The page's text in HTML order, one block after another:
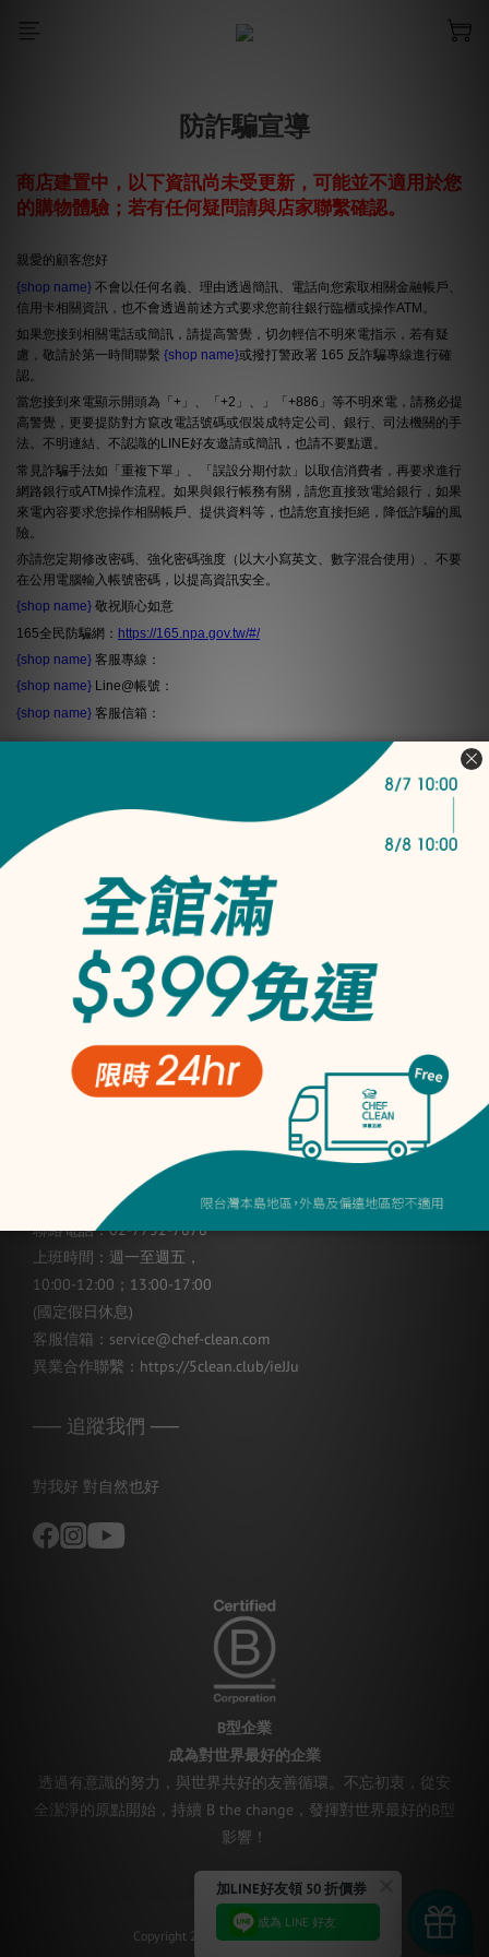
防詐騙宣導
商店建置中，以下資訊尚未受更新，可能並不適用於您
的購物體驗；若有任何疑問請與店家聯繫確認。
親愛的顧客您好
{shop name} 不會以任何名義、理由透過簡訊、電話向您索取相關金融帳戶、
信用卡相關資訊，也不會透過前述方式要求您前往銀行臨櫃或操作ATM。
如果您接到相關電話或簡訊，請提高警覺，切勿輕信不明來電指示，若有疑
慮，敬請於第一時間聯繫 {shop name}或撥打警政署 165 反詐騙專線進行確
認。
當您接到來電顯示開頭為「+」、「+2」、」「+886」等不明來電，請務必提
高警覺，更要提防對方竄改電話號碼或假裝成特定公司、銀行、司法機關的手
法。不明連結、不認識的LINE好友邀請或簡訊，也請不要點選。
常見詐騙手法如「重複下單」、「誤設分期付款」以取信消費者，再要求進行
網路銀行或ATM操作流程。如果與銀行帳務有關，請您直接致電給銀行，如果
來電內容要求您操作相關帳戶、提供資料等，也請您直接拒絕，降低詐騙的風
險。
亦請您定期修改密碼、強化密碼強度（以大小寫英文、數字混合使用）、不要
在公用電腦輸入帳號密碼，以提高資訊安全。
{shop name} 敬祝順心如意
165全民防騙網： https://165.npa.gov.tw/#/
{shop name} 客服專線：
{shop name} Line@帳號：
{shop name} 客服信箱：
購物須知
產品常見問題
實體店面查詢
隱私權條款
淨毒五郎有限公司
統編：24726432
LINE即時客服
聯絡電話：02-7752-7676
上班時間：週一至週五，
10:00-12:00；13:00-17:00
(國定假日休息)
客服信箱：service@chef-clean.com
異業合作聯繫： https://5clean.club/ieJJu
── 追蹤我們 ──
對我好 對自然也好
B型企業
成為對世界最好的企業
透過有意識的努力，與世界共好的友善循環。不忘初衷，從安
全潔淨的原點開始，持續 B the change，發揮對世界最好的B型
影響！
Copyright 2023 © 淨毒五郎 Chef-Clean
加LINE好友領 50 折價券
成為 LINE 好友